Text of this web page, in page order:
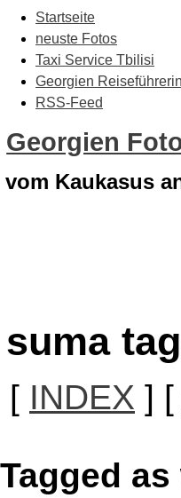
Startseite
neuste Fotos
Taxi Service Tbilisi
Georgien Reiseführerin
RSS-Feed
Georgien
vom Kaukasus
suma
[ INDEX ] [
Tagged